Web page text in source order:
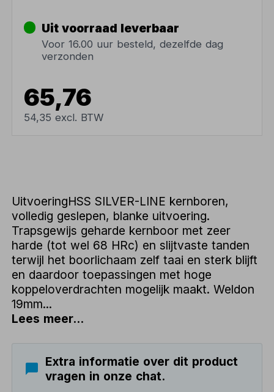
Uit voorraad leverbaar
Voor 16.00 uur besteld, dezelfde dag
verzonden
65,76
54,35 excl. BTW
UitvoeringHSS SILVER-LINE kernboren,
volledig geslepen, blanke uitvoering.
Trapsgewijs geharde kernboor met zeer
harde (tot wel 68 HRc) en slijtvaste tanden
terwijl het boorlichaam zelf taai en sterk blijft
en daardoor toepassingen met hoge
koppeloverdrachten mogelijk maakt. Weldon
19mm...
Lees meer...
Extra informatie over dit product
vragen in onze chat.